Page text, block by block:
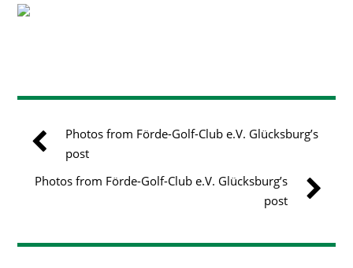
Photos from Förde-Golf-Club e.V. Glücksburg’s
post
Photos from Förde-Golf-Club e.V. Glücksburg’s
post